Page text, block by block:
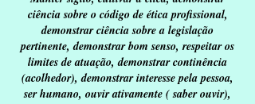
ciência sobre o código de ética profissional,
demonstrar ciência sobre a legislação
pertinente, demonstrar bom senso, respeitar os
limites de atuação, demonstrar continência
(acolhedor), demonstrar interesse pela pessoa,
ser humano, ouvir ativamente ( saber ouvir),